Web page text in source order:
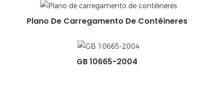
Plano De Carregamento De Contêineres
GB 10665-2004